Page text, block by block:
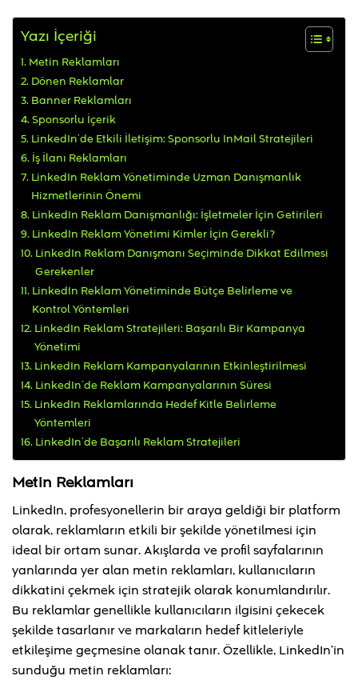
Yazı İçeriği
Metin Reklamları
Dönen Reklamlar
Banner Reklamları
Sponsorlu İçerik
LinkedIn’de Etkili İletişim: Sponsorlu InMail Stratejileri
İş İlanı Reklamları
LinkedIn Reklam Yönetiminde Uzman Danışmanlık
Hizmetlerinin Önemi
LinkedIn Reklam Danışmanlığı: İşletmeler İçin Getirileri
LinkedIn Reklam Yönetimi Kimler İçin Gerekli?
LinkedIn Reklam Danışmanı Seçiminde Dikkat Edilmesi
Gerekenler
LinkedIn Reklam Yönetiminde Bütçe Belirleme ve
Kontrol Yöntemleri
LinkedIn Reklam Stratejileri: Başarılı Bir Kampanya
Yönetimi
LinkedIn Reklam Kampanyalarının Etkinleştirilmesi
LinkedIn’de Reklam Kampanyalarının Süresi
LinkedIn Reklamlarında Hedef Kitle Belirleme
Yöntemleri
LinkedIn’de Başarılı Reklam Stratejileri
Metin Reklamları
LinkedIn, profesyonellerin bir araya geldiği bir platform
olarak, reklamların etkili bir şekilde yönetilmesi için
ideal bir ortam sunar. Akışlarda ve profil sayfalarının
yanlarında yer alan metin reklamları, kullanıcıların
dikkatini çekmek için stratejik olarak konumlandırılır.
Bu reklamlar genellikle kullanıcıların ilgisini çekecek
şekilde tasarlanır ve markaların hedef kitleleriyle
etkileşime geçmesine olanak tanır. Özellikle, LinkedIn’in
sunduğu metin reklamları: